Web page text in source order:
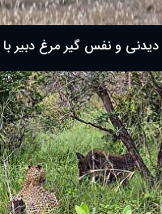
جملات زیبا و صمیمانه
دیدنی و نفس گیر مرغ دبیر